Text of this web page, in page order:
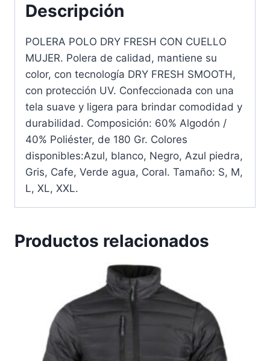
Descripción
POLERA POLO DRY FRESH CON CUELLO
MUJER. Polera de calidad, mantiene su
color, con tecnología DRY FRESH SMOOTH,
con protección UV. Confeccionada con una
tela suave y ligera para brindar comodidad y
durabilidad. Composición: 60% Algodón /
40% Poliéster, de 180 Gr. Colores
disponibles:Azul, blanco, Negro, Azul piedra,
Gris, Cafe, Verde agua, Coral. Tamaño: S, M,
L, XL, XXL.
Productos relacionados